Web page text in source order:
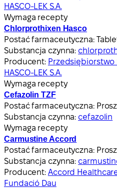
HASCO-LEK S.A.
Wymaga recepty
Chlorprothixen Hasco
Postać farmaceutyczna:
Substancja czynna:
Producent:
HASCO-LEK S.A.
Wymaga recepty
Cefazolin TZF
Postać farmaceutyczna:
Substancja czynna: cefazolin
Wymaga recepty
Carmustine Accord
Postać farmaceutyczna:
Substancja czynna:
Producent: Accord
Fundació Dau